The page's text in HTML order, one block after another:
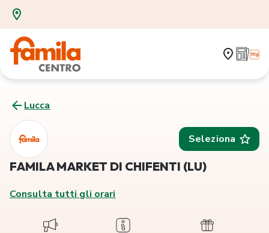
Lucca
Seleziona
FAMILA MARKET DI CHIFENTI (LU)
Consulta tutti gli orari